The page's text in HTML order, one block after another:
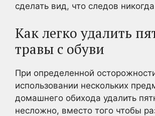
сделать вид, что следов
Как легко удалить
травы с обуви
При определенной
использовании нескольких
домашнего обихода удалить
несложно, вместо того чтобы